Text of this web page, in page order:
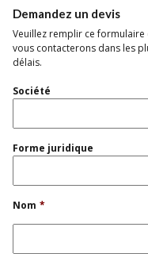
Demandez un devis
Veuillez remplir ce formulaire
vous contacterons dans les
délais.
Société
Forme juridique
Nom *